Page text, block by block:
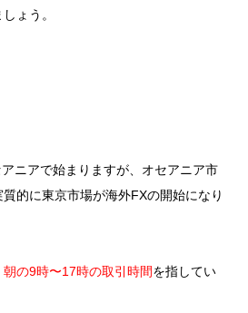
ょう。
ニアで始まりますが、オセアニア市
的に東京市場が海外FXの開始になり
朝の9時〜17時の取引時間を指してい